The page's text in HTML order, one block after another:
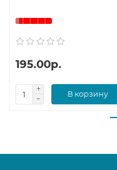
195.00р.
В корзину